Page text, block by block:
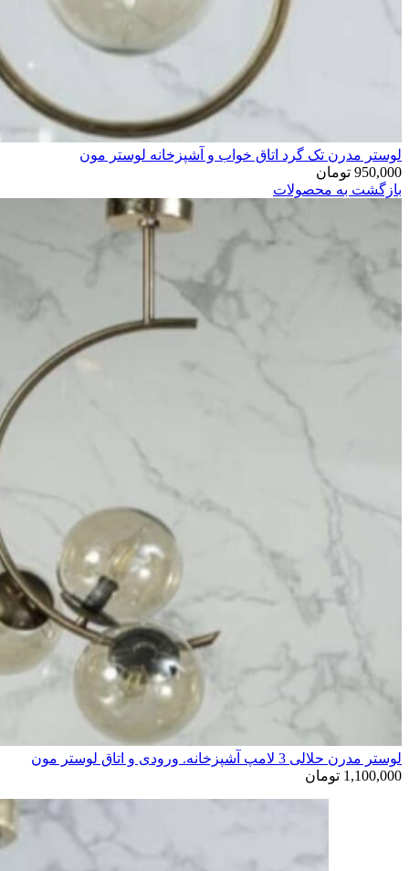
لوستر مدرن تک گرد اتاق خواب و آشپزخانه لوستر مون
950,000 تومان
بازگشت به محصولات
لوستر مدرن حلالی 3 لامپ آشپزخانه. ورودی و اتاق لوستر مون
1,100,000 تومان